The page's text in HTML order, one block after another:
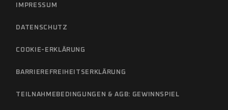
IMPRESSUM
DATENSCHUTZ
COOKIE-ERKLÄRUNG
BARRIEREFREIHEITSERKLÄRUNG
TEILNAHMEBEDINGUNGEN & AGB: GEWINNSPIEL